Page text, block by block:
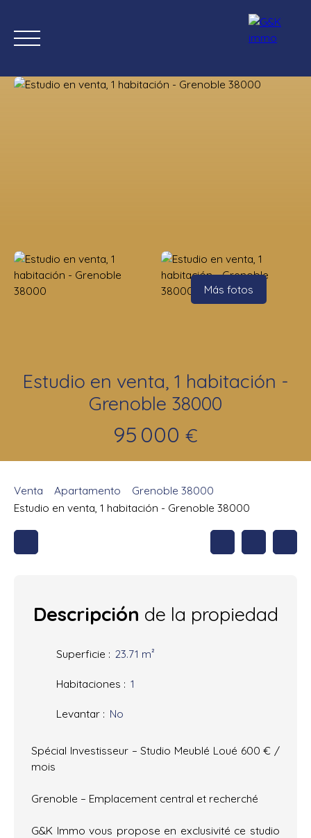
Estimación
Más fotos
Estudio en venta, 1 habitación -
Grenoble 38000
95 000 €
Venta Apartamento
Grenoble 38000
Estudio en venta, 1 habitación - Grenoble 38000
Descripción de la propiedad
Superficie : 23.71 m²
Habitaciones : 1
Levantar : No
Spécial Investisseur – Studio Meublé Loué 600 € /
mois
Grenoble – Emplacement central et recherché
G&K Immo vous propose en exclusivité ce studio